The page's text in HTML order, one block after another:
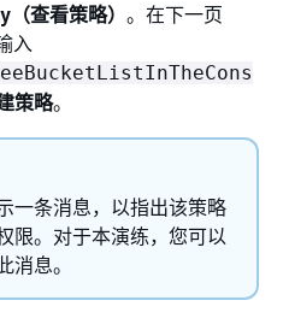
查看策略） 。在下一页
入
策略。
一条消息，以指出该策略
限。对于本演练，您可以
消息。